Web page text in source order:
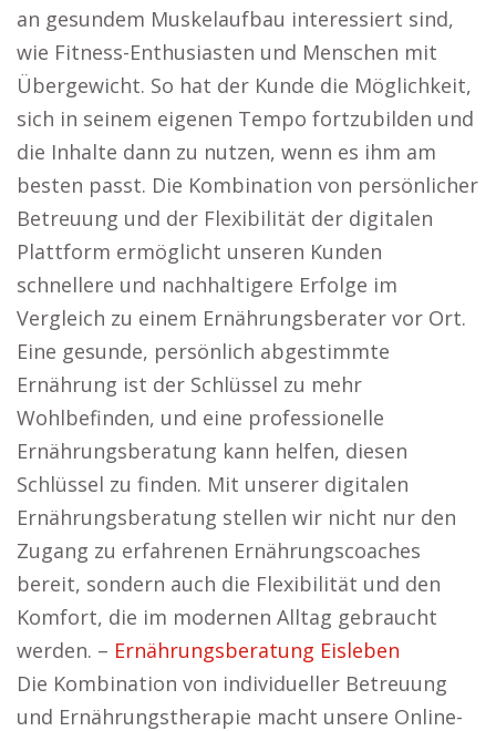
an gesundem Muskelaufbau interessiert sind,
wie Fitness-Enthusiasten und Menschen mit
Übergewicht. So hat der Kunde die Möglichkeit,
sich in seinem eigenen Tempo fortzubilden und
die Inhalte dann zu nutzen, wenn es ihm am
besten passt. Die Kombination von persönlicher
Betreuung und der Flexibilität der digitalen
Plattform ermöglicht unseren Kunden
schnellere und nachhaltigere Erfolge im
Vergleich zu einem Ernährungsberater vor Ort.
Eine gesunde, persönlich abgestimmte
Ernährung ist der Schlüssel zu mehr
Wohlbefinden, und eine professionelle
Ernährungsberatung kann helfen, diesen
Schlüssel zu finden. Mit unserer digitalen
Ernährungsberatung stellen wir nicht nur den
Zugang zu erfahrenen Ernährungscoaches
bereit, sondern auch die Flexibilität und den
Komfort, die im modernen Alltag gebraucht
werden. – Ernährungsberatung Eisleben
Die Kombination von individueller Betreuung
und Ernährungstherapie macht unsere Online-